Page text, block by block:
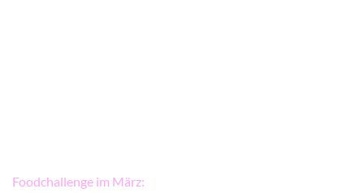
Beitragsnavigation
Foodchallenge im März: